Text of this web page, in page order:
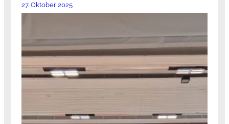
27. Oktober 2025